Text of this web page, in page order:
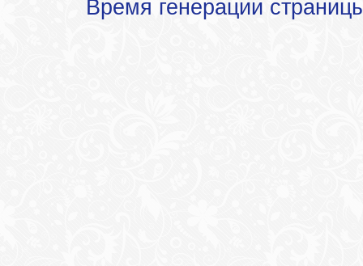
Время генерации